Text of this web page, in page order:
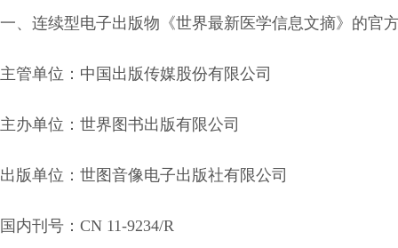
一、连续型电子出版物《世界最新医学信息文摘》的官
主管单位：中国出版传媒股份有限公司
主办单位：世界图书出版有限公司
出版单位：世图音像电子出版社有限公司
国内刊号：CN 11-9234/R